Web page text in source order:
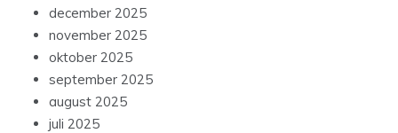
december 2025
november 2025
oktober 2025
september 2025
august 2025
juli 2025